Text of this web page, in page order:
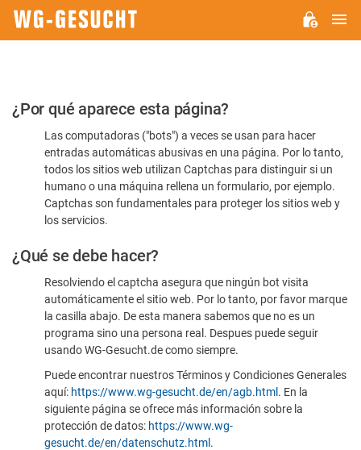
Por
favor,
confirme
humano
¿Por qué aparece esta página?
Las computadoras ("bots") a veces se usan para hacer
entradas automáticas abusivas en una página. Por lo tanto,
todos los sitios web utilizan Captchas para distinguir si un
humano o una máquina rellena un formulario, por ejemplo.
Captchas son fundamentales para proteger los sitios web y
los servicios.
¿Qué se debe hacer?
Resolviendo el captcha asegura que ningún bot visita
automáticamente el sitio web. Por lo tanto, por favor marque
la casilla abajo. De esta manera sabemos que no es un
programa sino una persona real. Despues puede seguir
usando WG-Gesucht.de como siempre.
Puede encontrar nuestros Términos y Condiciones Generales
aquí: https://www.wg-gesucht.de/en/agb.html . En la
siguiente página se ofrece más información sobre la
protección de datos: https://www.wg-
gesucht.de/en/datenschutz.html .